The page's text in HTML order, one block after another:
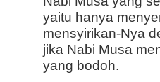
yaitu hanya
mensyirikan-Nya
jika Nabi Musa
yang bodoh.